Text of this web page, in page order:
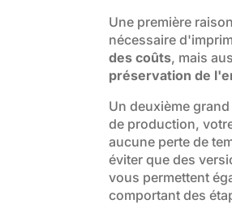
Une première
nécessaire
des coûts, mais
préservation de
Un deuxième
de production,
aucune perte de
éviter que des
vous permettent
comportant des